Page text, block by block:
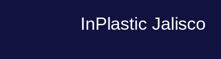
InPlastic Jalisco